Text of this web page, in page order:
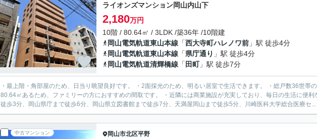
ライオンズマンション岡山内山下
2,180万円
10階 / 80.64㎡ / 3LDK /築36年 /10階建
岡山電気軌道東山本線 「西大寺町ハレノワ前 」駅 徒歩4分
岡山電気軌道東山本線 「県庁通り 」駅 徒歩4分
岡山電気軌道清輝橋線 「 田町」駅 徒歩7分
・最上階・角部屋のため、日当り眺望良好です。 ・2面採光のため、明るい居室で生活できます。 ・総戸数36世帯
80.64㎡あるため、ファミリーの方におすすめの間取です。 ・近隣には商業施設が充実しており、毎日の生活に便
徒歩3分、岡山県庁まで徒歩6分、岡山県立図書館まで徒歩7分、天満屋岡山まで徒歩5分、川崎医科大学総合医療セ...
中古マンション 岡山市北区平野